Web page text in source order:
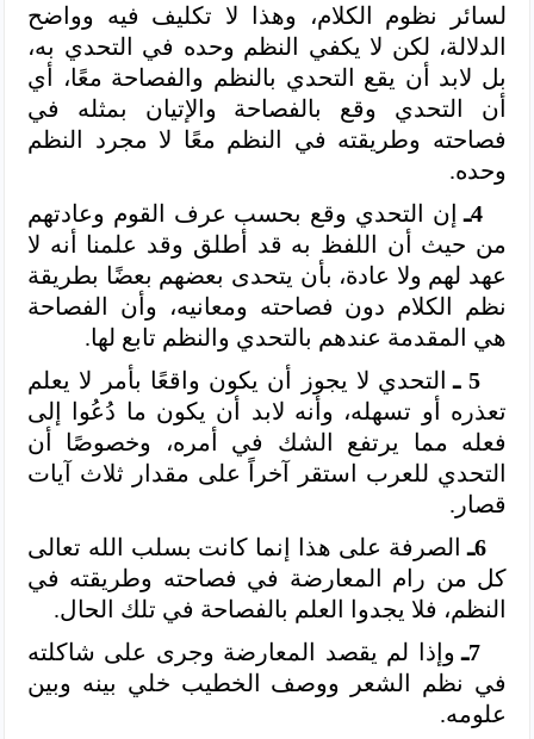
لسائر نظوم الكلام، وهذا لا تكليف فيه وواضح
الدلالة، لكن لا يكفي النظم وحده في التحدي به،
بل لابد أن يقع التحدي بالنظم والفصاحة معًا، أي
أن التحدي وقع بالفصاحة والإتيان بمثله في
فصاحته وطريقته في النظم معًا لا مجرد النظم
وحده.
4ـ
إن التحدي وقع بحسب عرف القوم وعادتهم
من حيث أن اللفظ به قد أطلق وقد علمنا أنه لا
عهد لهم ولا عادة، بأن يتحدى بعضهم بعضًا بطريقة
نظم الكلام دون فصاحته ومعانيه، وأن الفصاحة
هي المقدمة عندهم بالتحدي والنظم تابع لها.
التحدي لا يجوز أن يكون واقعًا بأمر لا يعلم
تعذره أو تسهله، وأنه لابد أن يكون ما دُعُوا إلى
فعله مما يرتفع الشك في أمره، وخصوصًا أن
التحدي للعرب استقر آخراً على مقدار ثلاث آيات
قصار.
6ـ
الصرفة على هذا إنما كانت بسلب الله تعالى
كل من رام المعارضة في فصاحته وطريقته في
النظم، فلا يجدوا العلم بالفصاحة في تلك الحال.
7ـ وإذا لم يقصد المعارضة وجرى على شاكلته
في نظم الشعر ووصف الخطيب خلي بينه وبين
علومه.